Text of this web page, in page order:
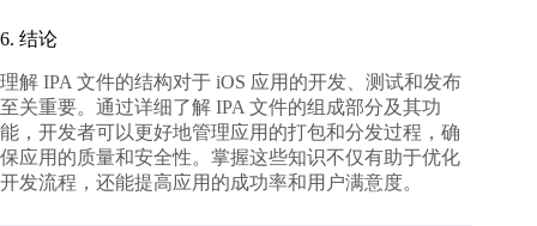
6. 结论
理解 IPA 文件的结构对于 iOS 应用的开发、测试和发布
至关重要。通过详细了解 IPA 文件的组成部分及其功
能，开发者可以更好地管理应用的打包和分发过程，确
保应用的质量和安全性。掌握这些知识不仅有助于优化
开发流程，还能提高应用的成功率和用户满意度。